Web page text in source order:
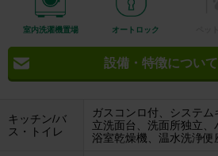
室内洗濯機置場 オートロック
設備・特徴について
キッチン/バ
ス・トイレ
ガスコンロ付、システ
立洗面台、洗面所独立、
浴室乾燥機、温水洗浄便